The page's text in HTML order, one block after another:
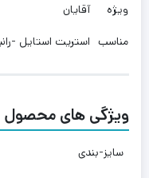
ویژه
آقایان
مناسب استریت استایل -
ویژگی های محصول
سایز-بندی